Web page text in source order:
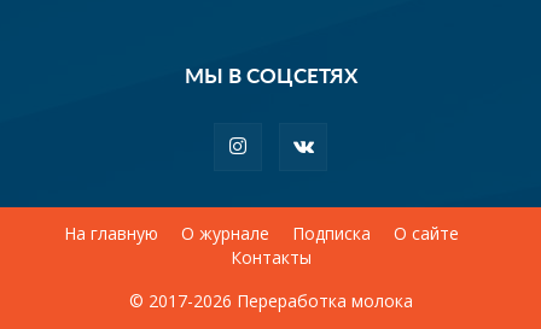
МЫ В СОЦСЕТЯХ
На главную О журнале Подписка
О сайте
Контакты
© 2017-2026 Переработка молока